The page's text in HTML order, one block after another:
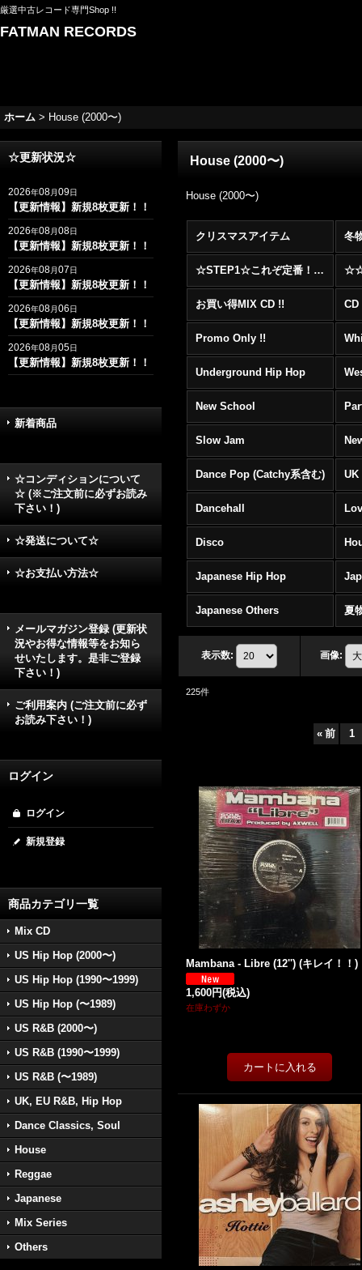
厳選中古レコード専門Shop !!
FATMAN RECORDS
ホーム > House (2000〜)
☆更新状況☆
2026年08月09日
【更新情報】新規8枚更新！！
2026年08月08日
【更新情報】新規8枚更新！！
2026年08月07日
【更新情報】新規8枚更新！！
2026年08月06日
【更新情報】新規8枚更新！！
2026年08月05日
【更新情報】新規8枚更新！！
新着商品
☆コンディションについて
☆ (※ご注文前に必ずお読み
下さい！)
☆発送について☆
☆お支払い方法☆
メールマガジン登録 (更新状
況やお得な情報等をお知ら
せいたします。是非ご登録
下さい！)
ご利用案内 (ご注文前に必ず
お読み下さい！)
ログイン
ログイン
新規登録
商品カテゴリ一覧
Mix CD
US Hip Hop (2000〜)
US Hip Hop (1990〜1999)
US Hip Hop (〜1989)
US R&B (2000〜)
US R&B (1990〜1999)
US R&B (〜1989)
UK, EU R&B, Hip Hop
Dance Classics, Soul
House
Reggae
Japanese
Mix Series
Others
House (2000〜)
House (2000〜)
クリスマスアイテム 冬
☆STEP1☆これぞ定番！！まずはここから！2000年代R&BフロアヒットBest 100 !!!
お買い得MIX CD !!
Promo Only !!
Underground Hip Hop
New School
Slow Jam
Dance Pop (Catchy系含む) UK
Dancehall
Disco
Japanese Hip Hop
Japanese Others 夏
表示数: 画像:
225件
« 前 1
Mambana - Libre (12'') (キレイ！！)
1,600円(税込)
在庫わずか